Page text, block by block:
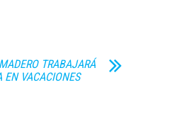
TRABAJARÁ
EN VACACIONES